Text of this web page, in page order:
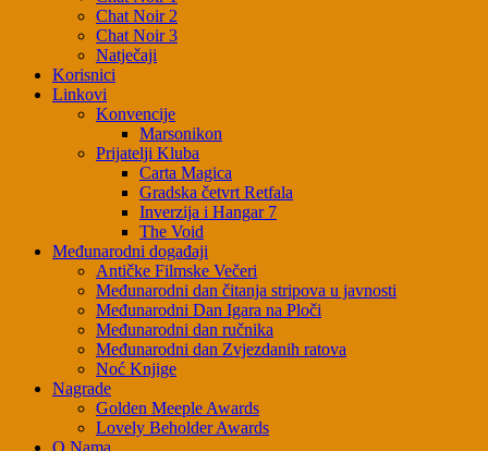
Chat Noir 2
Chat Noir 3
Natječaji
Korisnici
Linkovi
Konvencije
Marsonikon
Prijatelji Kluba
Carta Magica
Gradska četvrt Retfala
Inverzija i Hangar 7
The Void
Međunarodni događaji
Antičke Filmske Večeri
Međunarodni dan čitanja stripova u javnosti
Međunarodni Dan Igara na Ploči
Međunarodni dan ručnika
Međunarodni dan Zvjezdanih ratova
Noć Knjige
Nagrade
Golden Meeple Awards
Lovely Beholder Awards